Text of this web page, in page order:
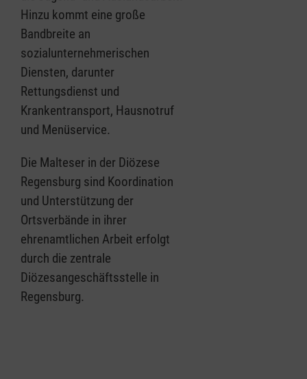
Hinzu kommt eine große
Bandbreite an
sozialunternehmerischen
Diensten, darunter
Rettungsdienst und
Krankentransport, Hausnotruf
und Menüservice.
Die Malteser in der Diözese
Regensburg sind Koordination
und Unterstützung der
Ortsverbände in ihrer
ehrenamtlichen Arbeit erfolgt
durch die zentrale
Diözesangeschäftsstelle in
Regensburg.